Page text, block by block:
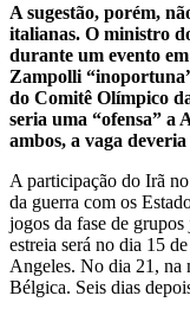
A sugestão, porém,
italianas. O ministro
durante um evento
Zampolli
do Comitê Olímpico
seria uma “ofensa” a
ambos, a vaga
A participação do Irã
da guerra com os
jogos da fase de
estreia será no dia 15
Angeles. No dia 21, na
Bélgica. Seis dias